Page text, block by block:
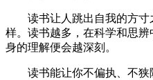
读书让人跳出自我的方
样。读书越多，在科学和思
身的理解便会越深刻。
读书能让你不偏执、不